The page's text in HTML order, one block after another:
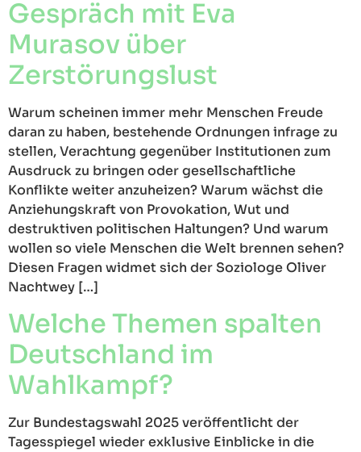
Gespräch mit Eva
Murasov über
Zerstörungslust
Warum scheinen immer mehr Menschen Freude
daran zu haben, bestehende Ordnungen infrage zu
stellen, Verachtung gegenüber Institutionen zum
Ausdruck zu bringen oder gesellschaftliche
Konflikte weiter anzuheizen? Warum wächst die
Anziehungskraft von Provokation, Wut und
destruktiven politischen Haltungen? Und warum
wollen so viele Menschen die Welt brennen sehen?
Diesen Fragen widmet sich der Soziologe Oliver
Nachtwey […]
Welche Themen spalten
Deutschland im
Wahlkampf?
Zur Bundestagswahl 2025 veröffentlicht der
Tagesspiegel wieder exklusive Einblicke in die